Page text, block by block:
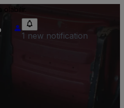
1 new notification